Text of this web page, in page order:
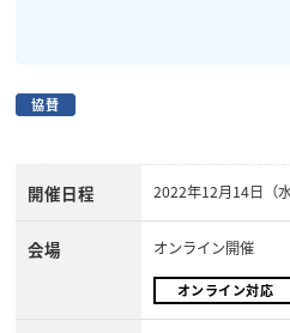
協賛
開催日程 2022年12月14日（
会場 オンライン開催
オンライン対応